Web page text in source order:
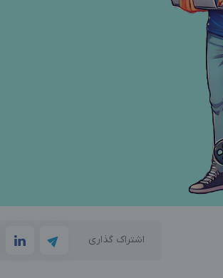
اشتراک گذاری